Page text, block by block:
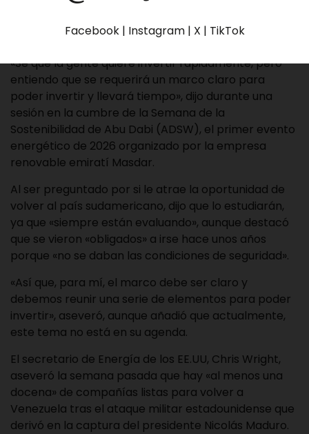
«marco claro para poder invertir».
«Sé que la gente quiere invertir rápidamente, pero
entiendo que se requerirá un marco claro para
poder invertir y llevará tiempo», dijo durante una
sesión en la cumbre de la Semana de la
Sostenibilidad de Abu Dabi (ADSW), el primer evento
energético de 2026 organizado por la empresa
renovable emiratí Masdar.
Al ser preguntado por si le atrae la oportunidad de
volver al país sudamericano, dijo que lo estudiarán,
ya que «siempre están evaluando», aunque destacó
que se vieron «obligados» a irse hace unos años
porque «no se daban las condiciones de seguridad».
«Así que, para mí, el marco debe ser claro y
debemos reunir una serie de elementos para poder
invertir», aseveró, aunque añadió que actualmente,
este tema no está en su agenda.
El secretario de Energía de los EE.UU, Chris Wright,
aseveró la semana pasada que hay «al menos una
docena» de compañías listas para volver a
Venezuela tras el ataque militar estadounidense que
derivó en la captura del presidente Nicolás Maduro.
Facebook | Instagram | X | TikTok